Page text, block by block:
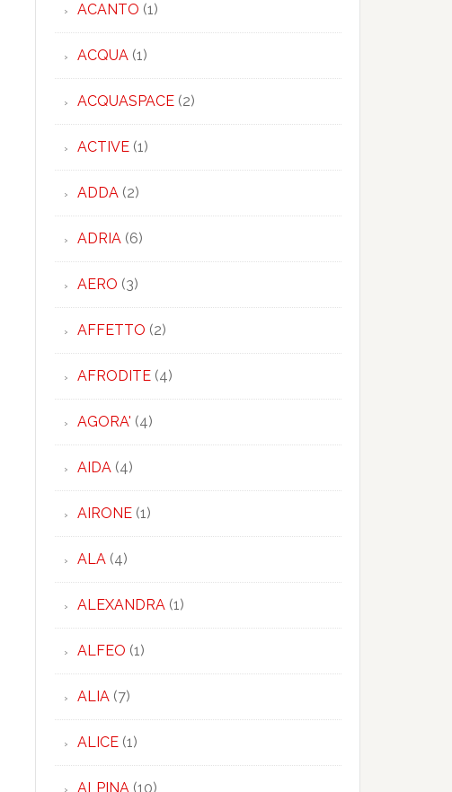
ACANTO(1)
ACQUA(1)
ACQUASPACE(2)
ACTIVE(1)
ADDA(2)
ADRIA(6)
AERO(3)
AFFETTO(2)
AFRODITE(4)
AGORA'(4)
AIDA(4)
AIRONE(1)
ALA(4)
ALEXANDRA(1)
ALFEO(1)
ALIA(7)
ALICE(1)
ALPINA(10)
×